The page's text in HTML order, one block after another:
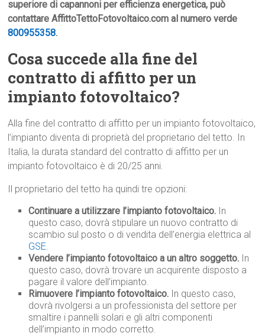
superiore di capannoni per efficienza energetica, può
contattare AffittoTettoFotovoltaico.com al numero verde
800955358.
Cosa succede alla fine del
contratto di affitto per un
impianto fotovoltaico?
Alla fine del contratto di affitto per un impianto fotovoltaico,
l’impianto diventa di proprietà del proprietario del tetto. In
Italia, la durata standard del contratto di affitto per un
impianto fotovoltaico è di 20/25 anni.
Il proprietario del tetto ha quindi tre opzioni:
Continuare a utilizzare l’impianto fotovoltaico. In
questo caso, dovrà stipulare un nuovo contratto di
scambio sul posto o di vendita dell’energia elettrica al
GSE.
Vendere l’impianto fotovoltaico a un altro soggetto. In
questo caso, dovrà trovare un acquirente disposto a
pagare il valore dell’impianto.
Rimuovere l’impianto fotovoltaico. In questo caso,
dovrà rivolgersi a un professionista del settore per
smaltire i pannelli solari e gli altri componenti
dell’impianto in modo corretto.